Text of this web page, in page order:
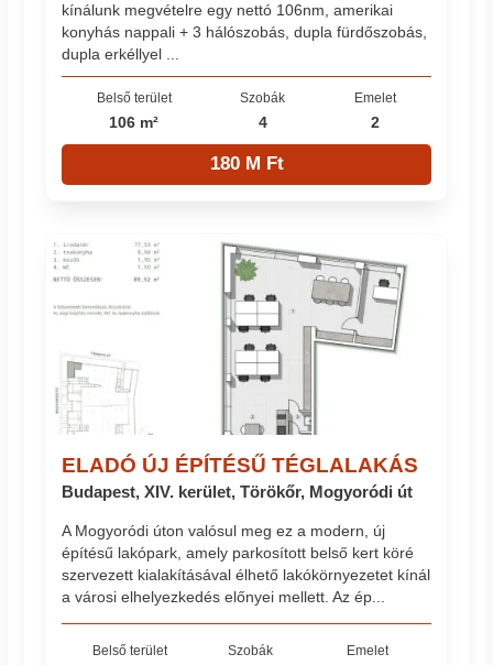
kínálunk megvételre egy nettó 106nm, amerikai
konyhás nappali + 3 hálószobás, dupla fürdőszobás,
dupla erkéllyel ...
Belső terület
106 m²
Szobák
4
Emelet
2
180 M Ft
ELADÓ ÚJ ÉPÍTÉSŰ TÉGLALAKÁS
Budapest, XIV. kerület, Törökőr, Mogyoródi út
A Mogyoródi úton valósul meg ez a modern, új
építésű lakópark, amely parkosított belső kert köré
szervezett kialakításával élhető lakókörnyezetet kínál
a városi elhelyezkedés előnyei mellett. Az ép...
Belső terület Szobák Emelet